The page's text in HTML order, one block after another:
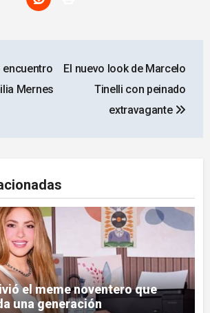
encuentro
Mernes
El nuevo look de Marcelo
Tinelli con peinado
extravagante
el meme noventero que
una generación